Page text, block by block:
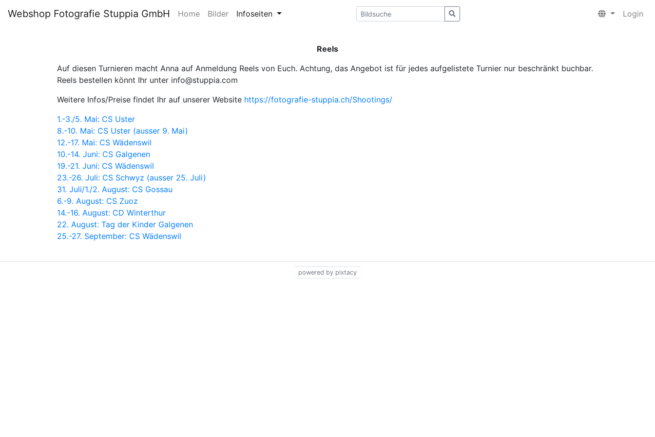
Webshop Fotografie Stuppia GmbH Home Bilder Infoseiten Login
Reels
Auf diesen Turnieren macht Anna auf Anmeldung Reels von Euch. Achtung, das Angebot ist für jedes aufgelistete Turnier nur beschränkt buchbar.
Reels bestellen könnt Ihr unter info@stuppia.com
Weitere Infos/Preise findet Ihr auf unserer Website https://fotografie-stuppia.ch/Shootings/
1.-3./5. Mai: CS Uster
8.-10. Mai: CS Uster (ausser 9. Mai)
12.-17. Mai: CS Wädenswil
10.-14. Juni: CS Galgenen
19.-21. Juni: CS Wädenswil
23.-26. Juli: CS Schwyz (ausser 25. Juli)
31. Juli/1./2. August: CS Gossau
6.-9. August: CS Zuoz
14.-16. August: CD Winterthur
22. August: Tag der Kinder Galgenen
25.-27. September: CS Wädenswil
powered by pixtacy